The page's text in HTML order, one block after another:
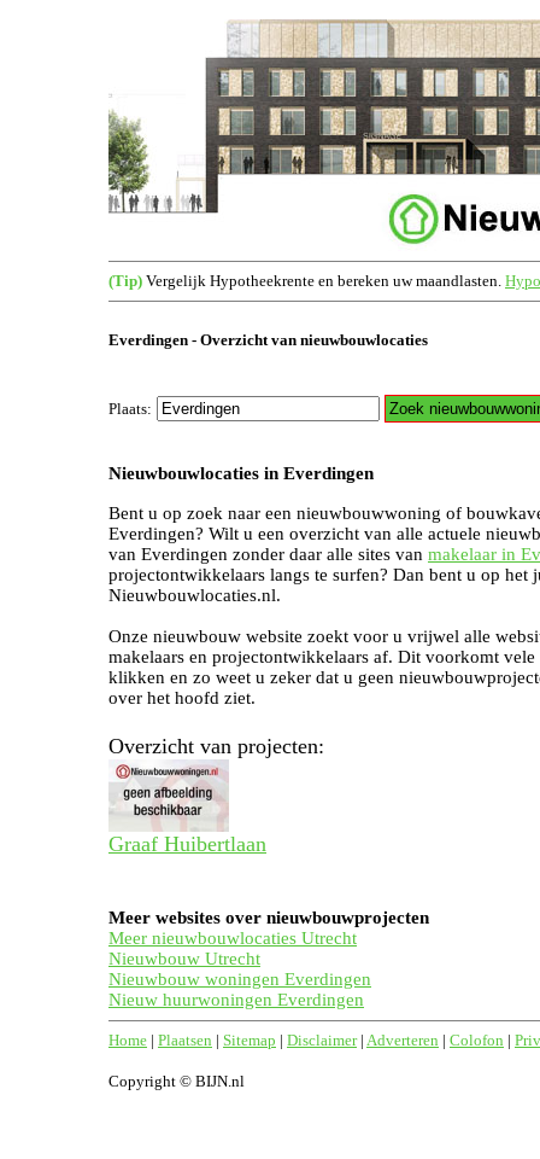
(Tip) Vergelijk Hypotheekrente en bereken uw maandlasten.
Everdingen - Overzicht van nieuwbouwlocaties
Plaats:
Nieuwbouwlocaties in Everdingen
Bent u op zoek naar een nieuwbouwwoning of
Everdingen? Wilt u een overzicht van alle actuele
van Everdingen zonder daar alle sites van makelaar in
projectontwikkelaars langs te surfen? Dan bent u op het
Nieuwbouwlocaties.nl.
Onze nieuwbouw website zoekt voor u vrijwel alle
makelaars en projectontwikkelaars af. Dit voorkomt vele
klikken en zo weet u zeker dat u geen
over het hoofd ziet.
Overzicht van projecten:
Graaf Huibertlaan
Meer websites over nieuwbouwprojecten
Meer nieuwbouwlocaties Utrecht
Nieuwbouw Utrecht
Nieuwbouw woningen Everdingen
Nieuw huurwoningen Everdingen
Home | Plaatsen | Sitemap | Disclaimer| Adverteren | Colofon |
Copyright © BIJN.nl